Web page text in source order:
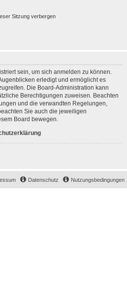
Sitzung verbergen
sein, um sich anmelden zu können.
erledigt und ermöglicht es
Die Board-Administration kann
Berechtigungen zuweisen. Beachten
und die verwandten Regelungen,
Sie auch die jeweiligen
Board bewegen.
Nutzungsbedingungen
Datenschutz